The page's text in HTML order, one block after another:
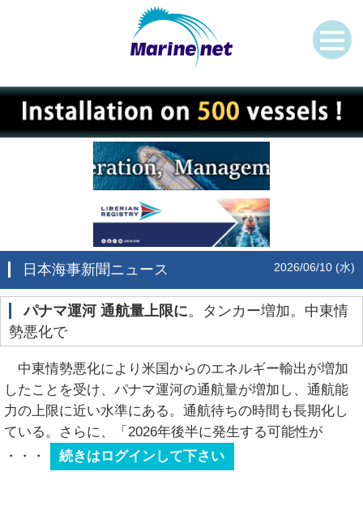
日本海事新聞ニュース 2026/06/10 (水)
パナマ運河 通航量上限に。タンカー増加。中東情
勢悪化で
中東情勢悪化により米国からのエネルギー輸出が増加
したことを受け、パナマ運河の通航量が増加し、通航能
力の上限に近い水準にある。通航待ちの時間も長期化し
ている。さらに、「2026年後半に発生する可能性が
・・・
続きはログインして下さい